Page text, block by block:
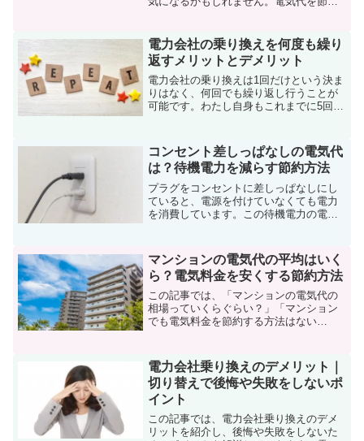
時間換気システムの電気代と節約方法を
紹介していきます。
電力会社の乗り換えを何度も繰り
返すメリットとデメリット
電力会社の乗り換えは1回だけという決ま
りはなく、何回でも繰り返し行うことが
可能です。わたし自身もこれまでに5回、
頻繁に繰り返すメリットとデメリットに
ついて解説していきます。
コンセント差しっぱなしの電気代
は？待機電力を減らす節約方法
プラグをコンセントに差しっぱなしにし
ていると、電源を付けていなくても電力
を消費しています。この待機電力の電気
節約をすればよいのかを解説していきま
す。
マンションの電気代の平均はいく
ら？電気料金を安くする節約方法
この記事では、「マンションの電気代の
相場っていくらぐらい？」「マンション
でも電気料金を節約する方法はない
電力会社乗り換えのデメリット｜
切り替えで後悔や失敗をしないポ
イント
この記事では、電力会社乗り換えのデメ
リットを紹介し、後悔や失敗をしないた